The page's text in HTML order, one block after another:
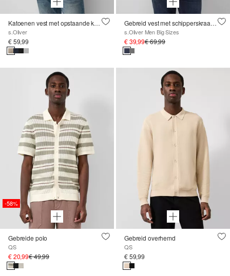
Katoenen vest met opstaande kraag en logopatch
s.Oliver
€ 59,99
Gebreid vest met schipperskraag en motiefmix
s.Oliver Men Big Sizes
€ 39,99€ 69,99
-58%
Gebreide polo
QS
€ 20,99€ 49,99
Gebreid overhemd
QS
€ 59,99